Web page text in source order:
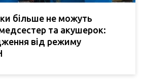
більше не можуть
та акушерок:
від режиму